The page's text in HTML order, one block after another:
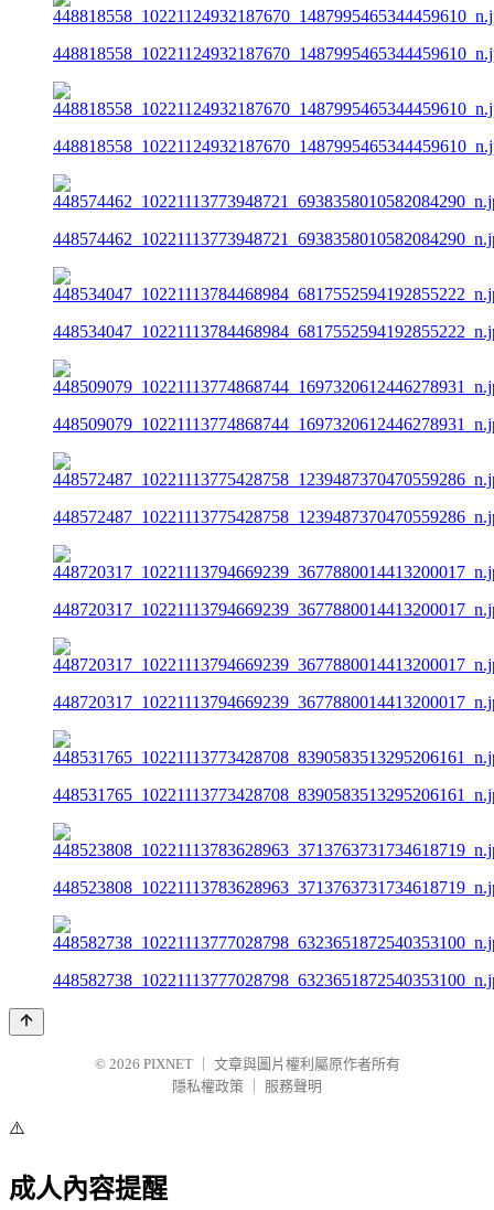
© 2026 PIXNET
文章與圖片權利屬原作者所有
隱私權政策
服務聲明
⚠️
成人內容提醒